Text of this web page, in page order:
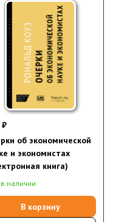
₽
об экономической
и экономистах
книга)
в наличии
В корзину